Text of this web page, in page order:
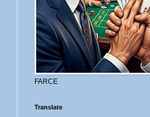
FARCE
Translate